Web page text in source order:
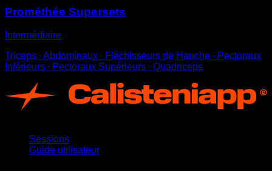
Prométhée Supersets
Intermédiaire
Triceps ∙ Abdominaux ∙ Fléchisseurs de Hanche ∙ Pectoraux
Inférieurs ∙ Pectoraux Supérieurs ∙ Quadriceps
Sessions
Guide utilisateur